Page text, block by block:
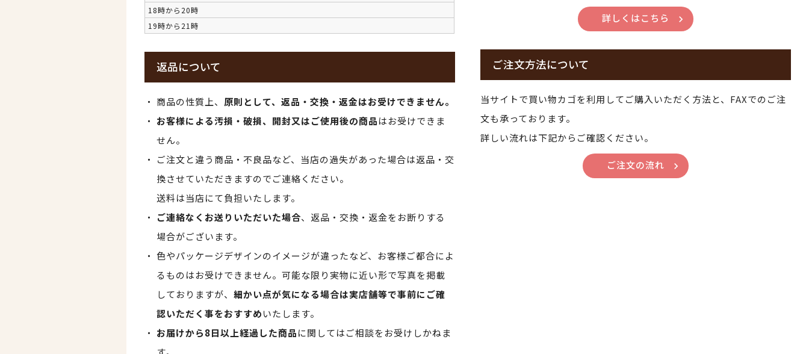
18時から20時
19時から21時
返品について
商品の性質上、 原則として、返品・交換・返金はお受けできません。
お客様による汚損・破損、開封又はご使用後の商品はお受けできま
せん。
ご注文と違う商品・不良品など、当店の過失があった場合は返品・交
換させていただきますのでご連絡ください。
送料は当店にて負担いたします。
ご連絡なくお送りいただいた場合、返品・交換・返金をお断りする
場合がございます。
色やパッケージデザインのイメージが違ったなど、お客様ご都合によ
るものはお受けできません。可能な限り実物に近い形で写真を掲載
しておりますが、 細かい点が気になる場合は実店舗等で事前にご確
認いただく事をおすすめいたします。
お届けから8日以上経過した商品に関してはご相談をお受けしかねま
詳しくはこちら
ご注文方法について
当サイトで買い物カゴを利用してご購入いただく方法と、FAXでのご注
文も承っております。
詳しい流れは下記からご確認ください。
ご注文の流れ